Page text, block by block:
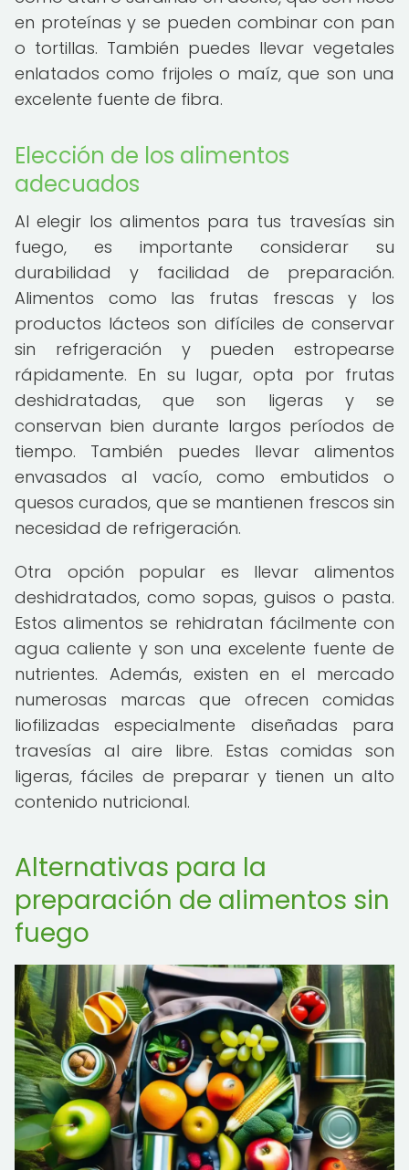
en proteínas y se pueden combinar con pan
o tortillas. También puedes llevar vegetales
enlatados como frijoles o maíz, que son una
excelente fuente de fibra.
Elección de los alimentos
adecuados
Al elegir los alimentos para tus travesías sin
fuego, es importante considerar su
durabilidad y facilidad de preparación.
Alimentos como las frutas frescas y los
productos lácteos son difíciles de conservar
sin refrigeración y pueden estropearse
rápidamente. En su lugar, opta por frutas
deshidratadas, que son ligeras y se
conservan bien durante largos períodos de
tiempo. También puedes llevar alimentos
envasados al vacío, como embutidos o
quesos curados, que se mantienen frescos sin
necesidad de refrigeración.
Otra opción popular es llevar alimentos
deshidratados, como sopas, guisos o pasta.
Estos alimentos se rehidratan fácilmente con
agua caliente y son una excelente fuente de
nutrientes. Además, existen en el mercado
numerosas marcas que ofrecen comidas
liofilizadas especialmente diseñadas para
travesías al aire libre. Estas comidas son
ligeras, fáciles de preparar y tienen un alto
contenido nutricional.
Alternativas para la
preparación de alimentos sin
fuego